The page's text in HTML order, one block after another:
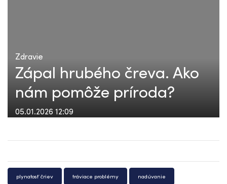
Zdravie
Zápal hrubého čreva. Ako
nám pomôže príroda?
05.01.2026 12:09
plynatosť čriev tráviace problémy nadúvanie